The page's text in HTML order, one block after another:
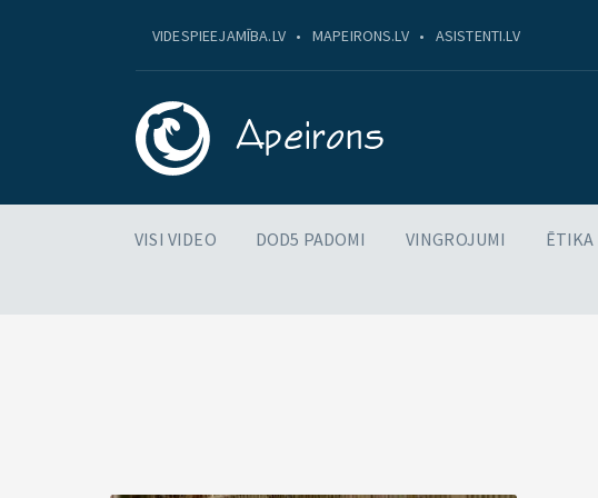
VIDESPIEEJAMĪBA.LV MAPEIRONS.LV ASISTENTI.LV
VISI VIDEO DOD5 PADOMI VINGROJUMI ĒTIKA